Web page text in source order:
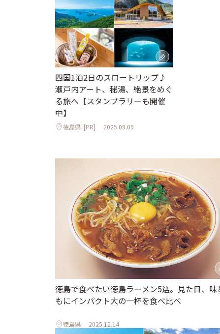
四国1泊2日のスロートリップ♪
瀬戸内アート、秘湯、絶景をめぐ
る旅へ【スタンプラリーも開催
中】
徳島県 [PR] 2025.09.09
徳島で食べたい徳島ラーメン5選。見た目、味
もにインパクト大の一杯を食べ比べ
徳島県 2025.12.14